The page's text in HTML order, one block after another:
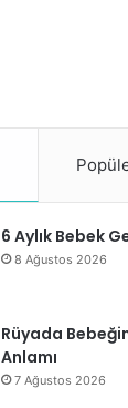
6 Aylık Bebek
8 Ağustos 2026
Rüyada
Anlamı
7 Ağustos 2026